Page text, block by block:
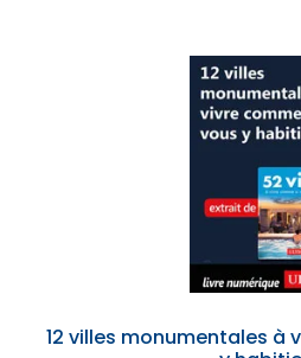
12 villes monumentales à